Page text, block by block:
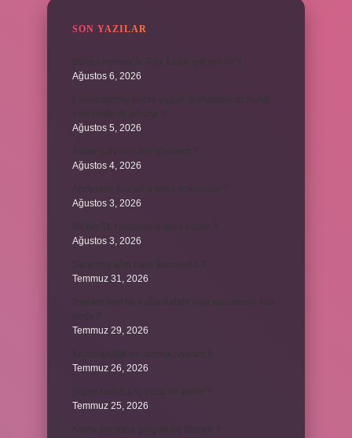
SON YAZILAR
Ağustos 6, 2026
Ağustos 5, 2026
Ağustos 4, 2026
Ağustos 3, 2026
Ağustos 3, 2026
Temmuz 31, 2026
Temmuz 29, 2026
Temmuz 26, 2026
Temmuz 25, 2026